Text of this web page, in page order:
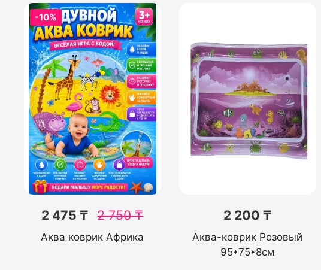
-10%
2 475 ₸ 2 750₸
Аква коврик Африка
2 200 ₸
Аква-коврик Розовый
95*75*8см